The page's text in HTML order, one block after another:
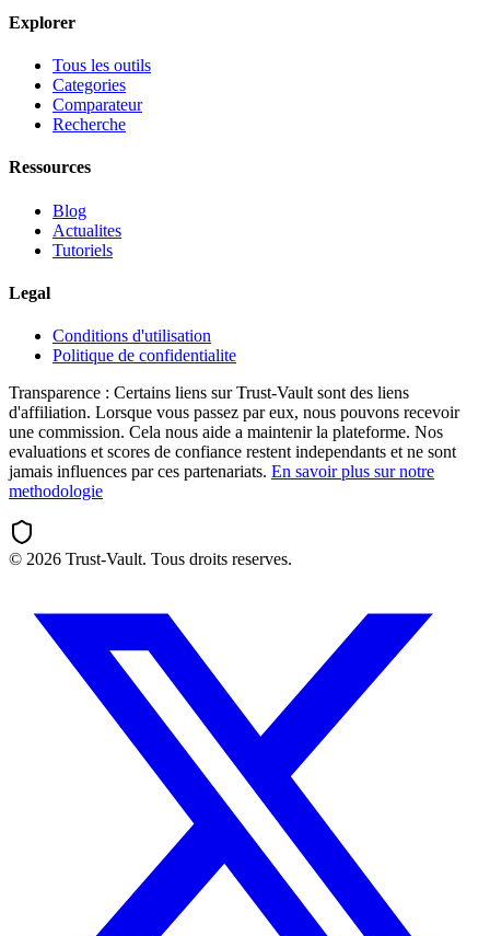
Explorer
Tous les outils
Categories
Comparateur
Recherche
Ressources
Blog
Actualites
Tutoriels
Legal
Conditions d'utilisation
Politique de confidentialite
Transparence : Certains liens sur Trust-Vault sont des liens
d'affiliation. Lorsque vous passez par eux, nous pouvons recevoir
une commission. Cela nous aide a maintenir la plateforme. Nos
evaluations et scores de confiance restent independants et ne sont
jamais influences par ces partenariats. En savoir plus sur notre
methodologie
© 2026 Trust-Vault. Tous droits reserves.